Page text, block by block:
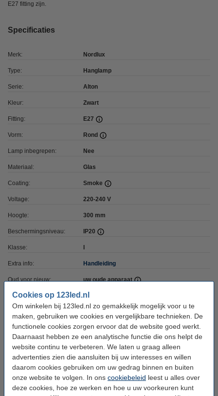
Cookies op 123led.nl
Om winkelen bij 123led.nl zo gemakkelijk mogelijk voor u te
maken, gebruiken we cookies en vergelijkbare technieken. De
functionele cookies zorgen ervoor dat de website goed werkt.
Daarnaast hebben ze een analytische functie die ons helpt de
website continu te verbeteren. We laten u graag alleen
advertenties zien die aansluiten bij uw interesses en willen
daarom cookies gebruiken om uw gedrag binnen en buiten
onze website te volgen. In ons cookiebeleid leest u alles over
deze cookies, hoe ze werken en hoe u uw voorkeuren kunt
E27 fitting zijn.
Specificaties
Merk: Nordlux
Type: Hanglamp
Serie: Alton
Kleur: Zwart
Fitting: E27
Vorm: Rond
Lamp inbegrepen: Nee
Materiaal: Glas
Coating: Smoke
Voltage: 220-240 V
Hoogte: 300 mm
Beschermingsniveau: IP20
Klasse:
Extra info: Handleiding
Oud voor nieuw: uw oude apparaat
Bestel mee:
123led LED lamp E27 | Globe G80 | Filament |
Goud | 2200K | Dimbaar | 4.2W (40W)
€ 6,95
123led LED lamp E27 | Globe G80 | Filament |
Goud | 2200K | 3-staps dimbaar | 5W (39W)
€ 7,95